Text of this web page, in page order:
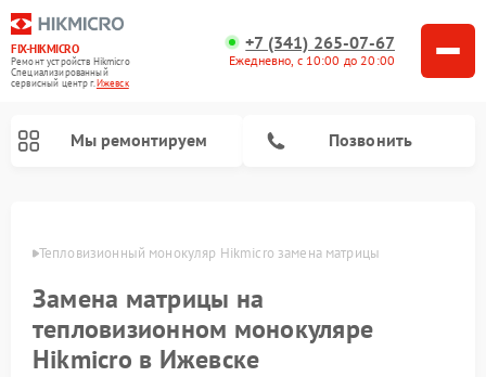
FIX-HIKMICRO
Ремонт устройств Hikmicro
Специализированный
cервисный центр г.Ижевск
+7 (341) 265-07-67
Ежедневно, с 10:00 до 20:00
Мы ремонтируем Позвонить
Тепловизионный монокуляр Hikmicro замена матрицы
Замена матрицы на
тепловизионном монокуляре
Hikmicro в Ижевске